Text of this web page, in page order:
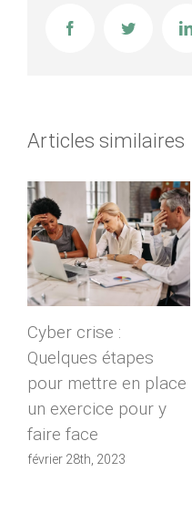
FacebookTwitter
Articles similaires
Cyber crise :
Quelques étapes
pour mettre en place
un exercice pour y
faire face
février 28th, 2023